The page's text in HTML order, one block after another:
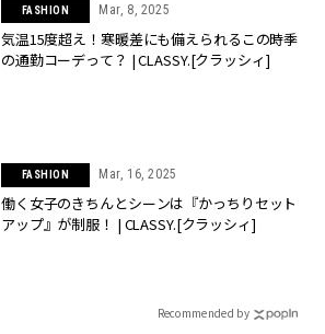
FASHION Mar, 8, 2025
気温15度超え！寒暖差にも備えられるこの時季
の通勤コーデって？ | CLASSY.[クラッシィ]
FASHION Mar, 16, 2025
働く女子のきちんとシーンは『かっちりセット
アップ』が制服！ | CLASSY.[クラッシィ]
Recommended by